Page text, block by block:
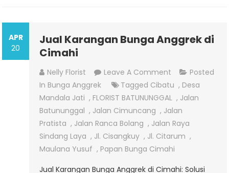
APR
20
Jual Karangan Bunga Anggrek di
Cimahi
Nelly Florist Leave A Comment On
Jual
Karangan
Bunga
Anggrek
Di
Cimahi
Posted
In Bunga Anggrek Tagged Cibatu , Desa
Mandala Jati , FLORIST BATUNUNGGAL , Jalan
Batununggal , Jalan Cimuncang , Jalan
Pratista , Jalan Ranca Bolang , Jalan Raya
Sindang Laya , Jl. Cisangkuy , Jl. Citarum ,
Maulana Yusuf , Papan Bunga Cimahi
Jual Karangan Bunga Anggrek di Cimahi: Solusi